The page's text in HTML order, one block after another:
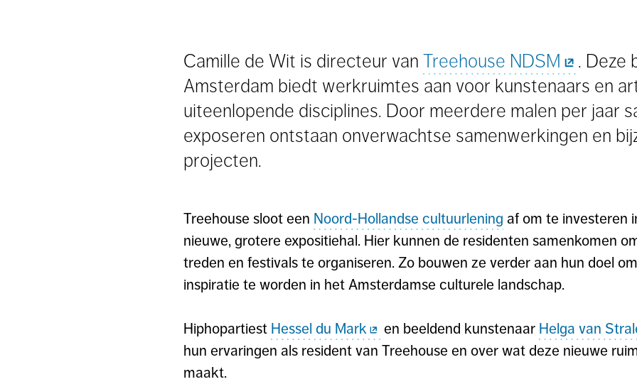
Camille de Wit is directeur van Treehouse NDSM
. Deze
Amsterdam biedt werkruimtes aan voor kunstenaars en
uiteenlopende disciplines. Door meerdere malen per jaar
exposeren ontstaan onverwachtse samenwerkingen en
projecten.
Treehouse sloot een Noord-Hollandse cultuurlening af om te investeren
nieuwe, grotere expositiehal. Hier kunnen de residenten samenkomen
treden en festivals te organiseren. Zo bouwen ze verder aan hun doel
inspiratie te worden in het Amsterdamse culturele landschap.
Hiphopartiest Hessel du Mark en beeldend kunstenaar Helga van
hun ervaringen als resident van Treehouse en over wat deze nieuwe
maakt.